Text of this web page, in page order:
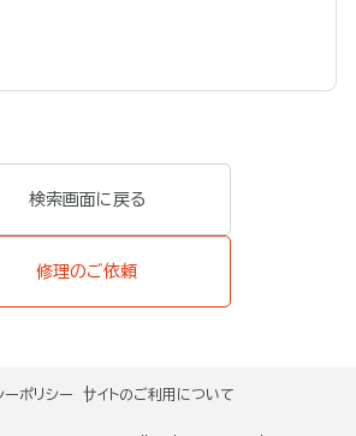
検索画面に戻る
修理のご依頼
ーポリシー サイトのご利用について